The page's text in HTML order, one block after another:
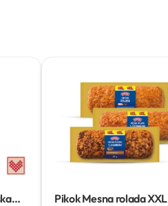
Pikok Mesna rolada XXL